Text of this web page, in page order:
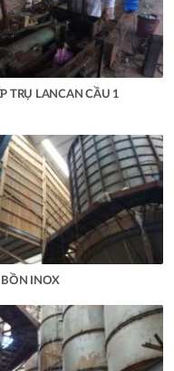
TRỤ LANCAN CẦU 1
BỒN INOX